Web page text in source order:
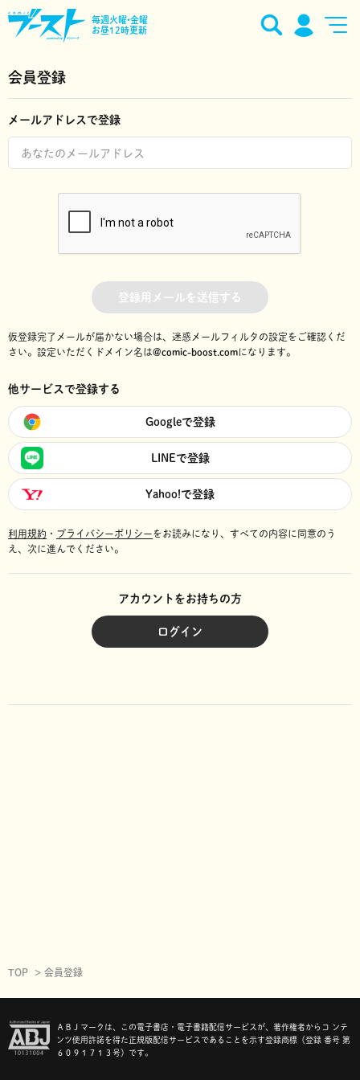
毎週火曜•金曜
お昼12時更新
会員登録
メールアドレスで登録
登録用メールを送信する
仮登録完了メールが届かない場合は、迷惑メールフィルタの設定をご確認くだ
さい。 設定いただくドメイン名は@comic-boost.comになります。
他サービスで登録する
Googleで登録
LINEで登録
Yahoo!で登録
利用規約 ・ プライバシーポリシーをお読みになり、 すべての内容に同意のう
え、次に進んでください。
アカウントをお持ちの方
ログイン
TOP 会員登録
ＡＢＪマークは、この電子書店・電子書籍配信サービスが、著作権者からコ ンテ
ンツ使用許諾を得た正規版配信サービスであることを示す登録商標（登録 番号 第
６０９１７１３号）です。